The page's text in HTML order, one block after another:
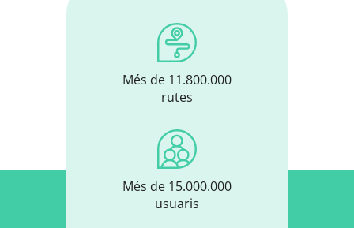
Més de 11.800.000
rutes
Més de 15.000.000
usuaris